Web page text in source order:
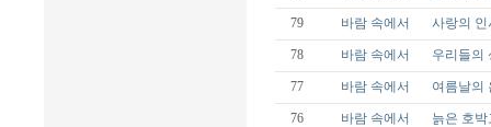
79 바람 속에서 사랑의 인
78 바람 속에서 우리들의
77 바람 속에서 여름날의
76 바람 속에서 늙은 호박